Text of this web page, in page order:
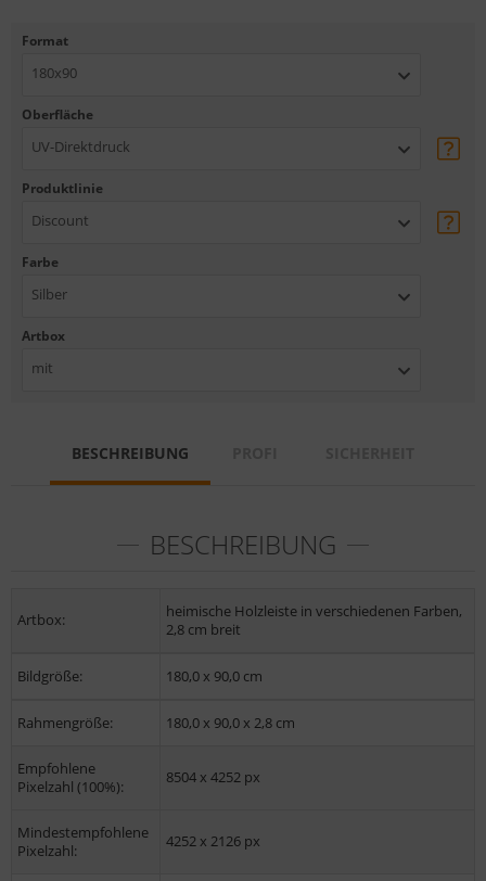
Format
180x90
Oberfläche
UV-Direktdruck
Produktlinie
Discount
Farbe
Silber
Artbox
mit
BESCHREIBUNG
BESCHREIBUNG
Artbox:
heimische Holzleiste in verschiedenen Farben,
2,8 cm breit
Bildgröße: 180,0 x 90,0 cm
Rahmengröße: 180,0 x 90,0 x 2,8 cm
Empfohlene
Pixelzahl (100%):
8504 x 4252 px
Mindestempfohlene
Pixelzahl:
4252 x 2126 px